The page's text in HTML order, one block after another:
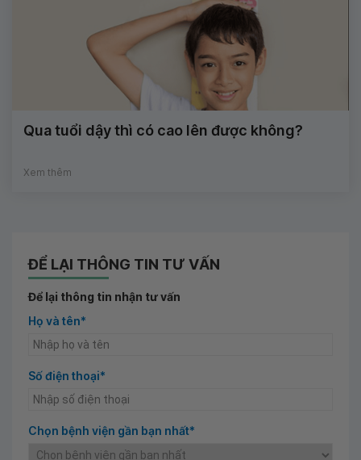
Qua tuổi dậy thì có cao lên được không?
Xem thêm
ĐỂ LẠI THÔNG TIN TƯ VẤN
Để lại thông tin nhận tư vấn
Họ và tên*
Số điện thoại*
Chọn bệnh viện gần bạn nhất*